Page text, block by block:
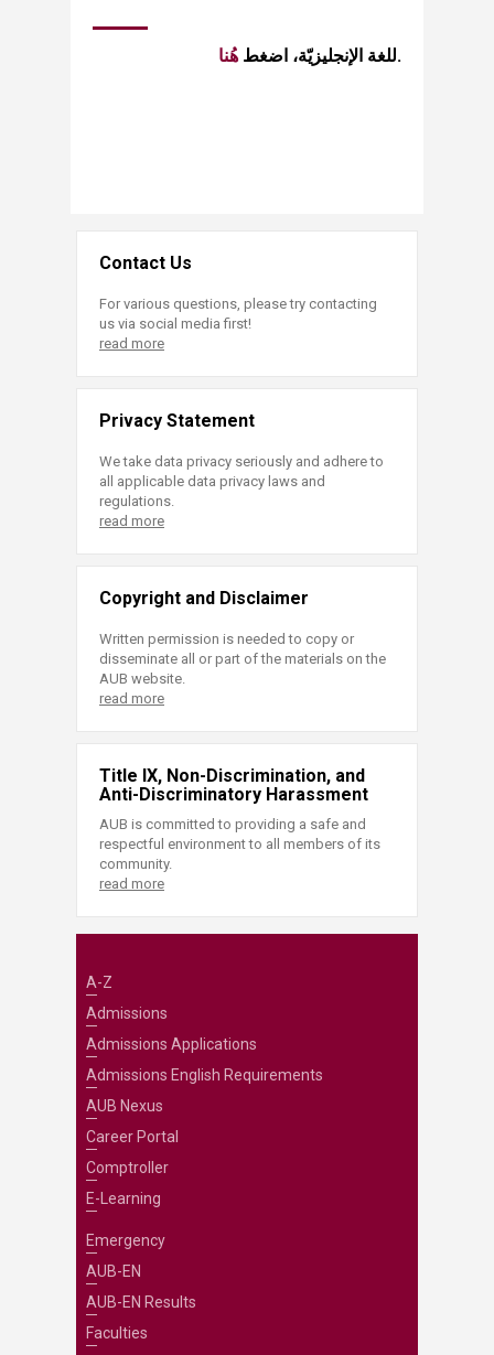
​​​​للغة الإنجليزيّة، اضغط ​​​​​.​
Contact Us
For various questions, please try contacting
us via social media first!
read more
Privacy Statement
We take data privacy seriously and adhere to
all applicable data privacy laws and
regulations.
read more
Copyright and Disclaimer
Written permission is needed to copy or
disseminate all or part of the materials on the
AUB website.
read more
Title IX, Non-Discrimination, and
Anti-Discriminatory Harassment
AUB is committed to providing a safe and
respectful environment to all members of its
community.
read more
A-Z
Admissions
Admissions Applications
Admissions English Requirements
AUB Nexus
Career Portal
Comptroller
E-Learning
Emergency
AUB-EN
AUB-EN Results
Faculties